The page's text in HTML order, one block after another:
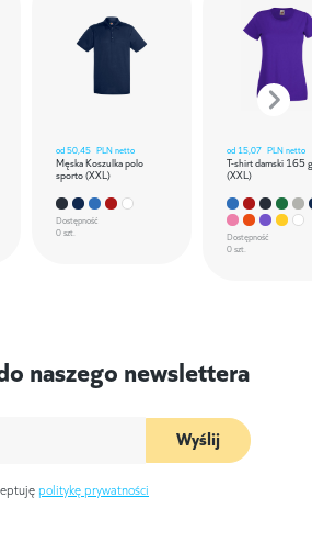
od50,45 PLN netto
Męska Koszulka polo
sporto (XXL)
Dostępność
0 szt.
od 15,07 PLN netto
T-shirt damski 165
(XXL)
Dostępność
0 szt.
naszego newslettera
Wyślij
politykę prywatności